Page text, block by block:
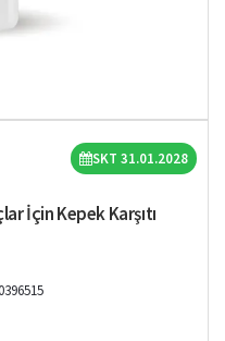
%20
SKT 31.01.2028
İçin Kepek Karşıtı